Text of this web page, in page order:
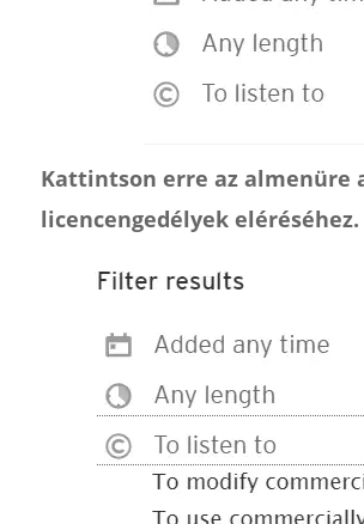
Kattintson erre az almenüre
licencengedélyek eléréséhez.